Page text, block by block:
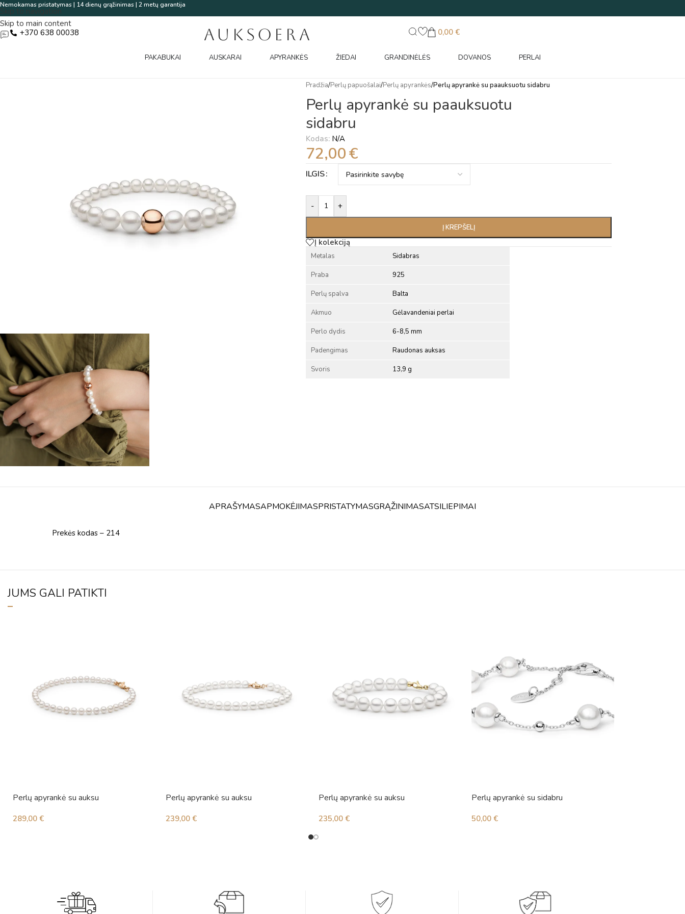
Skip to navigation
Skip to main content
Nemokamas pristatymas | 14 dienų grąžinimas | 2 metų garantija
+370 638 00038 AUKSOERA 0,00 €
PAKABUKAI AUSKARAI APYRANKĖS ŽIEDAI GRANDINĖLĖS DOVANOS PERLAI
Pradžia/Perlų papuošalai/Perlų apyrankės/Perlų apyrankė su paauksuotu sidabru
Perlų apyrankė su paauksuotu
sidabru
Kodas: N/A
72,00€
ILGIS
- +
Į KREPŠELĮ
Alternative:
Į kolekciją
Metalas Sidabras
Praba 925
Perlų spalva Balta
Akmuo Gėlavandeniai perlai
Perlo dydis 6-8,5 mm
Padengimas Raudonas auksas
Svoris 13,9 g
APRAŠYMASAPMOKĖJIMASPRISTATYMASGRĄŽINIMASATSILIEPIMAI
Prekės kodas – 214
JUMS GALI PATIKTI
Perlų apyrankė su auksu
289,00 €
Perlų apyrankė su auksu
239,00 €
Perlų apyrankė su auksu
235,00 €
Perlų apyrankė su sidabru
50,00 €